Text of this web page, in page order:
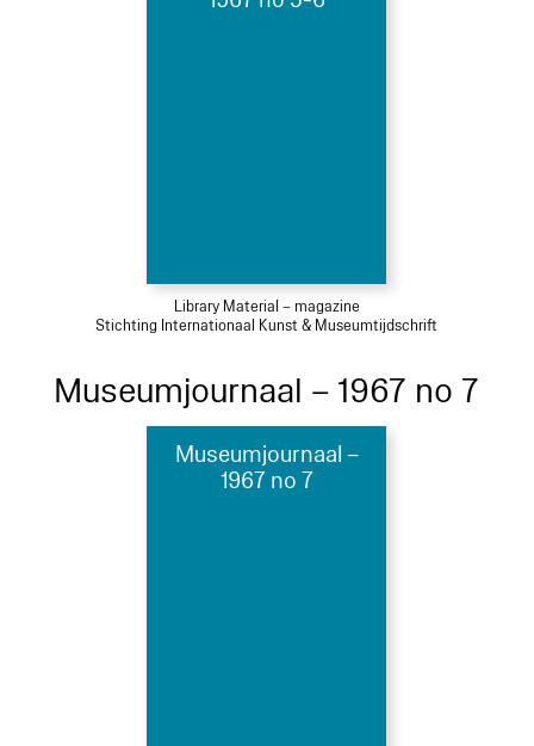
Library Material – magazine
Stichting Internationaal Kunst & Museumtijdschrift
Museumjournaal – 1967 no 7
Museumjournaal –
1967 no 7